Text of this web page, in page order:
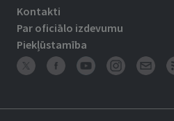
Kontakti
Par oficiālo izdevumu
Piekļūstamība